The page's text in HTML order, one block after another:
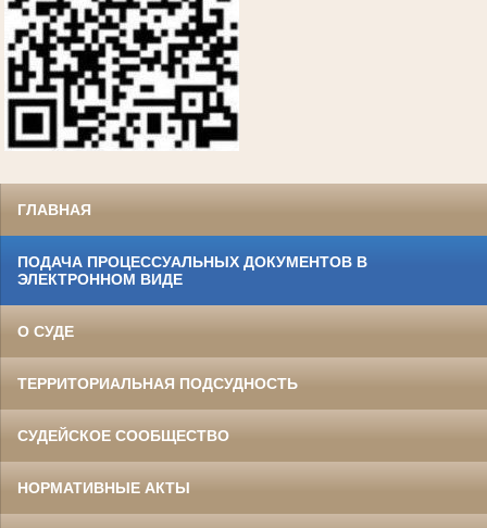
ГЛАВНАЯ
ПОДАЧА ПРОЦЕССУАЛЬНЫХ ДОКУМЕНТОВ В
ЭЛЕКТРОННОМ ВИДЕ
О СУДЕ
ТЕРРИТОРИАЛЬНАЯ ПОДСУДНОСТЬ
СУДЕЙСКОЕ СООБЩЕСТВО
НОРМАТИВНЫЕ АКТЫ